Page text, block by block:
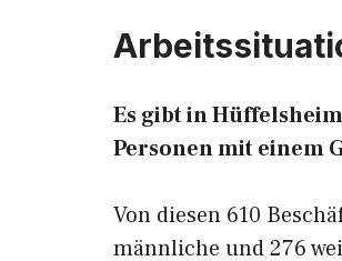
Es gibt in
Personen mit einem
Von diesen 610
männliche und 276